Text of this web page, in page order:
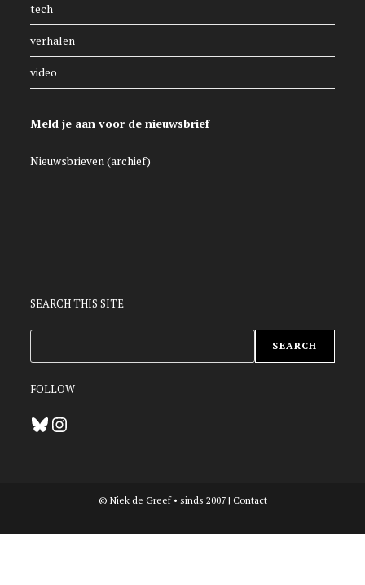
tech
verhalen
video
Meld je aan voor de nieuwsbrief
Nieuwsbrieven (archief)
SEARCH THIS SITE
SEARCH
FOLLOW
BlueskyInstagram
© Niek de Greef • sinds 2007 | Contact